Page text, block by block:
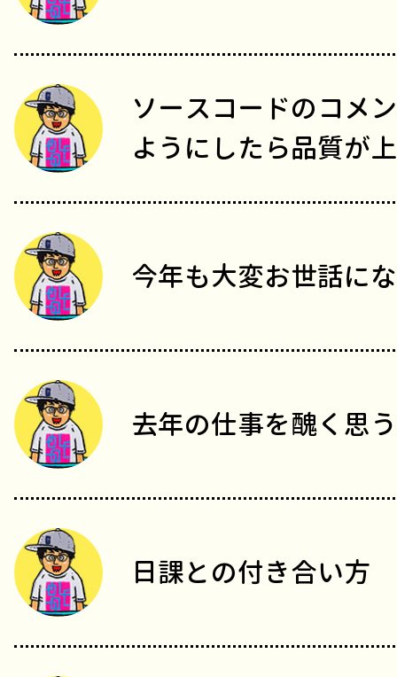
ソースコードのコメ
ようにしたら品質が
今年も大変お世話に
去年の仕事を醜く思う
日課との付き合い方